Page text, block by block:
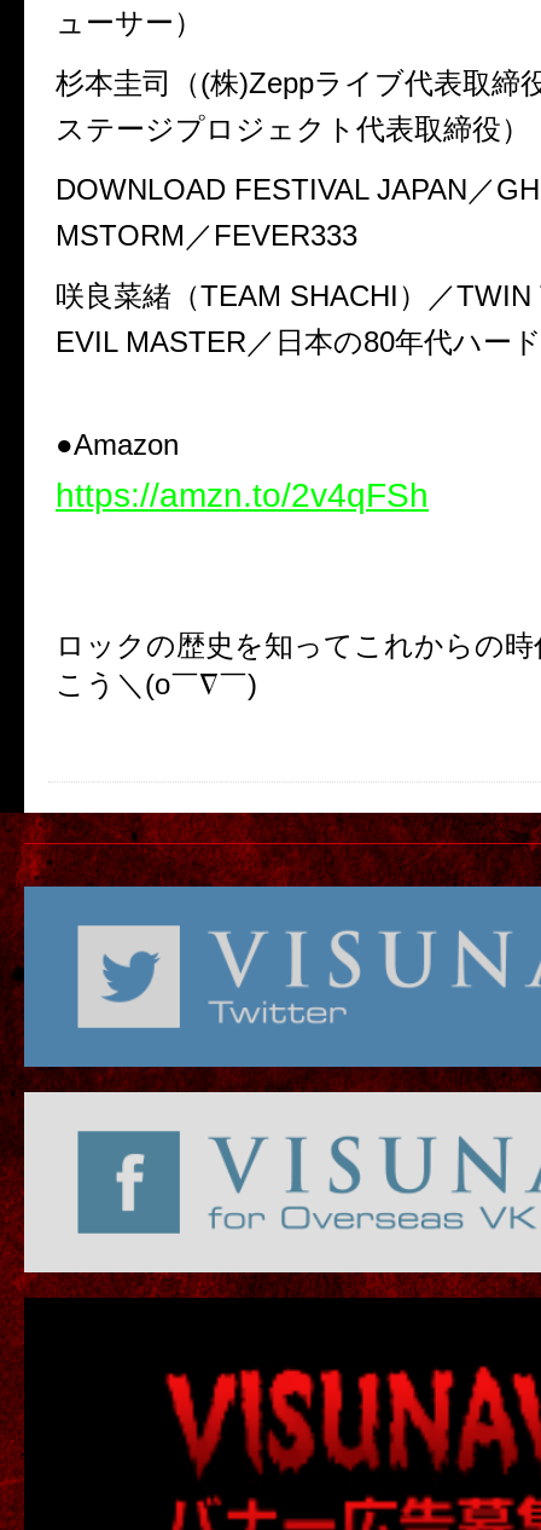
ューサー）
杉本圭司（(株)Zeppライブ代表取
ステージプロジェクト代表取締役）
DOWNLOAD FESTIVAL JAPAN／
MSTORM／FEVER333
咲良菜緒（TEAM SHACHI）／
EVIL MASTER／日本の80年代ハー
●Amazon
https://amzn.to/2v4qFSh
ロックの歴史を知ってこれからの
こう＼(o￣∇￣)